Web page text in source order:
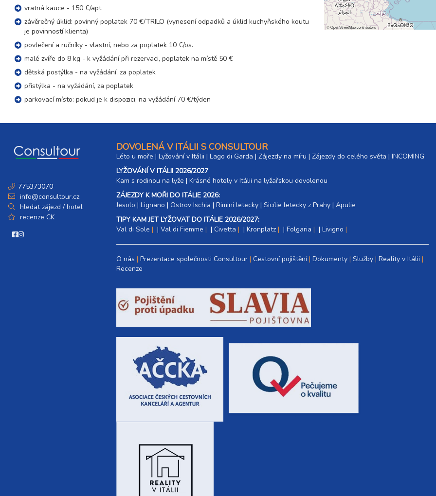
vratná kauce - 150 €/apt.
závěrečný úklid: povinný poplatek 70 €/TRILO (vynesení odpadků a úklid kuchyňského koutu
je povinností klienta)
povlečení a ručníky - vlastní, nebo za poplatek 10 €/os.
malé zvíře do 8 kg - k vyžádání při rezervaci, poplatek na místě 50 €
dětská postýlka - na vyžádání, za poplatek
přistýlka - na vyžádání, za poplatek
parkovací místo: pokud je k dispozici, na vyžádání 70 €/týden
©OpenStreetMapcontributors
775373070
info@consultour.cz
hledat zájezd / hotel
recenze CK
DOVOLENÁ V ITÁLII S CONSULTOUR
Léto u moře | Lyžování v Itálii | Lago di Garda | Zájezdy na míru | Zájezdy do celého světa | INCOMING
LYŽOVÁNÍ V ITÁLII 2026/2027
Kam s rodinou na lyže |​ Krásné hotely v Itálii na lyžařskou dovolenou
ZÁJEZDY K MOŘI DO ITÁLIE 2026:
Jesolo | Lignano | Ostrov Ischia | Rimini letecky | Sicílie letecky z Prahy | Apulie
TIPY KAM JET LYŽOVAT DO ITÁLIE 2026/2027:
Val di Sole
| Val di Fiemme | Civetta | Kronplatz | Folgaria | Livigno
O nás Prezentace společnosti Consultour Cestovní pojištění Dokumenty Služby Reality v Itálii
Recenze